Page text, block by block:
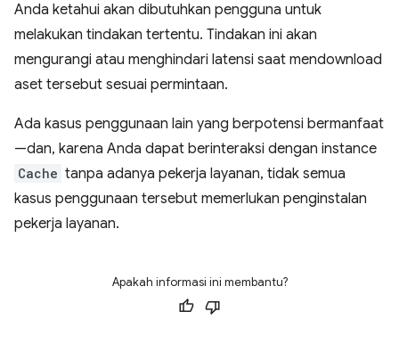
Anda ketahui akan dibutuhkan pengguna untuk
melakukan tindakan tertentu. Tindakan ini akan
mengurangi atau menghindari latensi saat mendownload
aset tersebut sesuai permintaan.
Ada kasus penggunaan lain yang berpotensi bermanfaat
—dan, karena Anda dapat berinteraksi dengan instance
Cache tanpa adanya pekerja layanan, tidak semua
kasus penggunaan tersebut memerlukan penginstalan
pekerja layanan.
Apakah informasi ini membantu?